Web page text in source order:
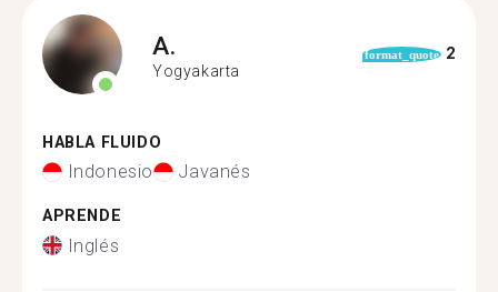
A.
Yogyakarta
format_quote 2
HABLA FLUIDO
Indonesio Javanés
APRENDE
Inglés